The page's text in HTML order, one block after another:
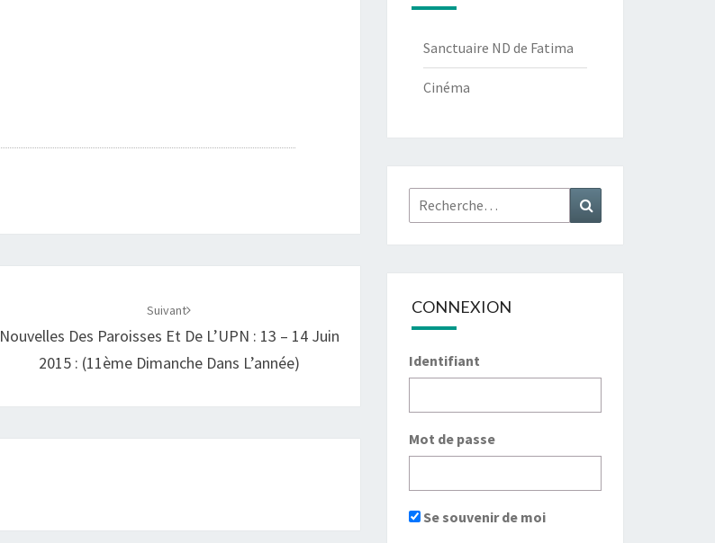
Suivant
Nouvelles Des Paroisses Et De L’UPN : 13 – 14 Juin
2015 : (11ème Dimanche Dans L’année)
Sanctuaire ND de Fatima
Cinéma
Rechercher :
CONNEXION
Identifiant
Mot de passe
Se souvenir de moi